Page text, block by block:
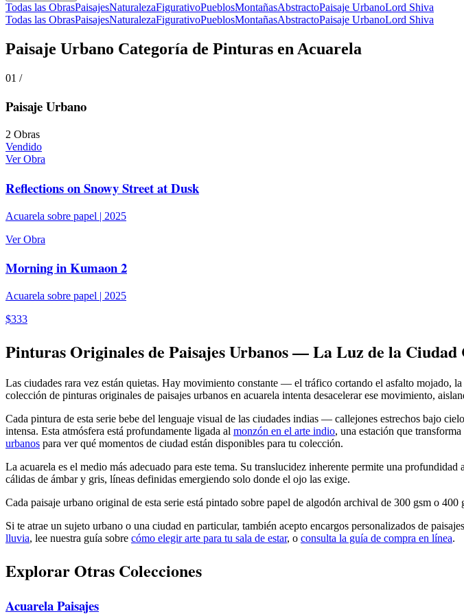
Todas las ObrasPaisajesNaturalezaFigurativoPueblosMontañasAbstractoPaisaje UrbanoLord Shiva
Todas las ObrasPaisajesNaturalezaFigurativoPueblosMontañasAbstractoPaisaje UrbanoLord Shiva
Paisaje Urbano Categoría de Pinturas en Acuarela
01 /
Paisaje Urbano
2 Obras
Vendido
Ver Obra
Reflections on Snowy Street at Dusk
Acuarela sobre papel | 2025
Ver Obra
Morning in Kumaon 2
Acuarela sobre papel | 2025
$333
Pinturas Originales de Paisajes Urbanos — La Luz de la
Las ciudades rara vez están quietas. Hay movimiento constante — el tráfico cortando el asfalto mojado,
colección de pinturas originales de paisajes urbanos en acuarela intenta desacelerar ese movimiento,
Cada pintura de esta serie bebe del lenguaje visual de las ciudades indias — callejones estrechos bajo
intensa. Esta atmósfera está profundamente ligada al monzón en el arte indio, una estación que
urbanos para ver qué momentos de ciudad están disponibles para tu colección.
La acuarela es el medio más adecuado para este tema. Su translucidez inherente permite una
cálidas de ámbar y gris, líneas definidas emergiendo solo donde el ojo las exige.
Cada paisaje urbano original de esta serie está pintado sobre papel de algodón archival de 300 gsm o
Si te atrae un sujeto urbano o una ciudad en particular, también acepto encargos personalizados de
lluvia, lee nuestra guía sobre cómo elegir arte para tu sala de estar, o consulta la guía de compra en línea.
Explorar Otras Colecciones
AcuarelaPaisajes